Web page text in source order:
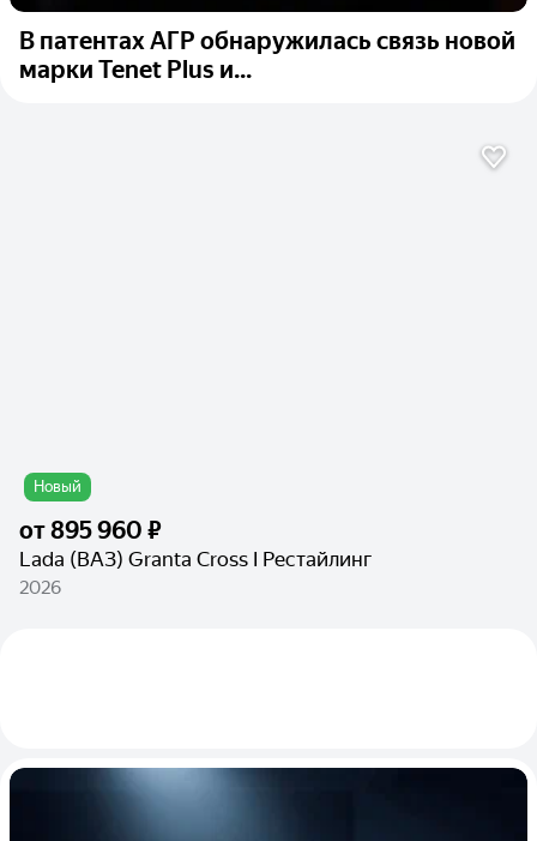
В патентах АГР обнаружилась связь новой
марки Tenet Plus и...
Новый
от895 960 ₽
Lada (ВАЗ) Granta Cross I Рестайлинг
2026